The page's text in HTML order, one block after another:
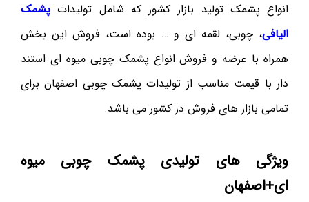
انواع پشمک تولید بازار کشور که شامل تولیدات پشمک
الیافی، چوبی، لقمه ای و … بوده است، فروش این بخش
همراه با عرضه و فروش انواع پشمک چوبی میوه ای استند
دار با قیمت مناسب از تولیدات پشمک چوبی اصفهان برای
تمامی بازار های فروش در کشور می باشد.
ویژگی های تولیدی پشمک چوبی میوه
ای+اصفهان